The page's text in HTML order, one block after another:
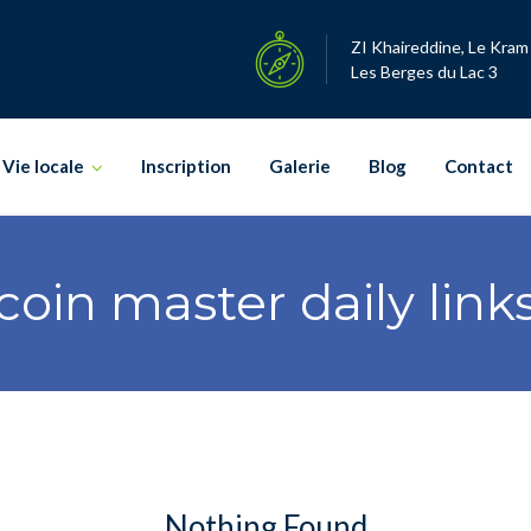
ZI Khaireddine, Le Kram
Les Berges du Lac 3
Vie locale Inscription Galerie Blog Contact
master daily